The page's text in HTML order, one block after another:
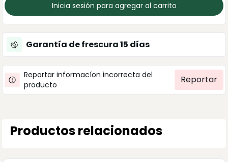
Inicia sesión para agregar al carrito
Garantía de frescura15 días
Reportar informacíon incorrecta del
producto
Reportar
Productos relacionados